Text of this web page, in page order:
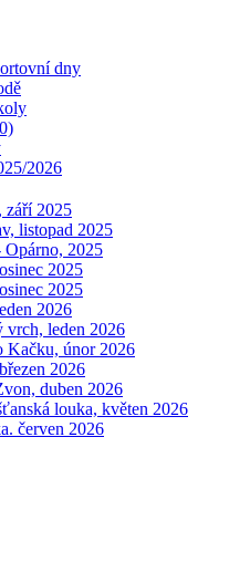
dny
2026
září 2025
listopad 2025
2025
2025
2025
2026
leden 2026
Kačku, únor 2026
2026
duben 2026
louka, květen 2026
červen 2026